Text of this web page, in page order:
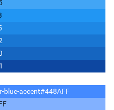
blue-accent#448AFF